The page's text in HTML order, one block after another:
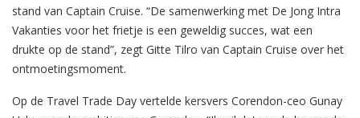
stand van Captain Cruise. “De samenwerking met De Jong Intra
Vakanties voor het frietje is een geweldig succes, wat een
drukte op de stand”, zegt Gitte Tilro van Captain Cruise over het
ontmoetingsmoment.
Op de Travel Trade Day vertelde kersvers Corendon-ceo Gunay